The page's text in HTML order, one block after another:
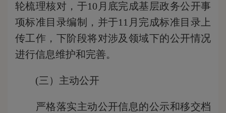
轮梳理核对，于10月底完成基层政务公开事
项标准目录编制，并于11月完成标准目录上
传工作，下阶段将对涉及领域下的公开情况
进行信息维护和完善。
(三）主动公开
严格落实主动公开信息的公示和移交档